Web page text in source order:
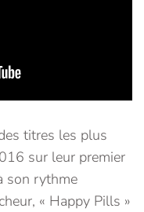
titres les plus
sur leur premier
son rythme
« Happy Pills »